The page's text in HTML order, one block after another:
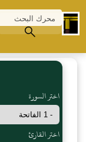
اختر السورة
اختر القارئ